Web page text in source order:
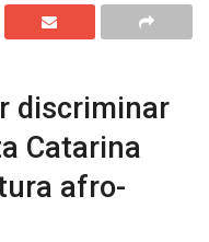
discriminar
Catarina
afro-